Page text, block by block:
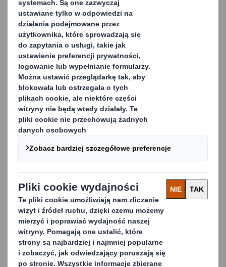
2026-06-19
Przyszłość małego AGD:
opakowania bez tworzyw
sztucznych
2025-06-17
Do 2030 roku liczba
plastikowych opakowań
w e-handlu modowym
może się podwoić. Ich
udział najszybciej rośnie
w Polsce